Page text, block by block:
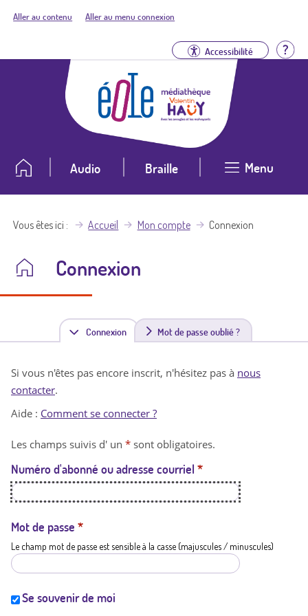
Aller au contenu Aller au menu connexion
Accessibilité
Audio Braille Menu
Vous êtes ici Accueil Mon compte Connexion
Connexion
Connexion(
n
t
a
t
i
Mot de passe oublié ?
Si vous n'êtes pas encore inscrit, n'hésitez pas à nous
contacter.
Aide : Comment se connecter ?
Les champs suivis d' un * sont obligatoires.
Numéro d'abonné ou adresse courriel *
Mot de passe *
Le champ mot de passe est sensible à la casse (majuscules / minuscules)
Se souvenir de moi